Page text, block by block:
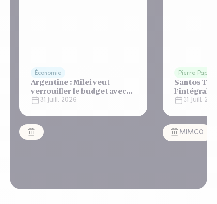
Économie
Argentine : Milei veut
verrouiller le budget avec
un "shutdown"
regard bienveillant du FMI
31 Juill. 2026
Pierre Papier
Santos
31 Juill.
MIMCO